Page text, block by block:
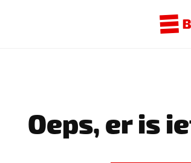
Oeps, er is